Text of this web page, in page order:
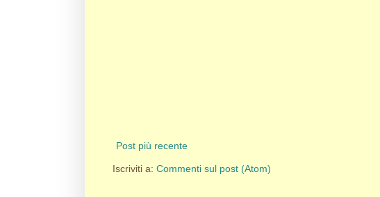
Post più recente
Iscriviti a: Commenti sul post (Atom)